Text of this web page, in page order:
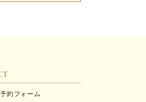
約フォーム